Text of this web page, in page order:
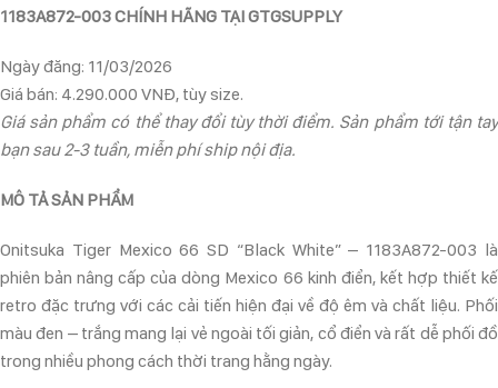
1183A872-003 CHÍNH HÃNG TẠI GTGSUPPLY
Ngày đăng: 11/03/2026
Giá bán: 4.290.000 VNĐ, tùy size.
Giá sản phẩm có thể thay đổi tùy thời điểm. Sản phẩm tới tận tay
bạn sau 2-3 tuần, miễn phí ship nội địa.
MÔ TẢ SẢN PHẨM
Onitsuka Tiger Mexico 66 SD “Black White” – 1183A872-003 là
phiên bản nâng cấp của dòng Mexico 66 kinh điển, kết hợp thiết kế
retro đặc trưng với các cải tiến hiện đại về độ êm và chất liệu. Phối
màu đen – trắng mang lại vẻ ngoài tối giản, cổ điển và rất dễ phối đồ
trong nhiều phong cách thời trang hằng ngày.